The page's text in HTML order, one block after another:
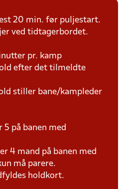
20 min. før puljestart.
ved tidtagerbordet.
pr. kamp
efter det tilmeldte
stiller bane/kampleder
5 på banen med
4 mand på banen med
må parere.
holdkort.